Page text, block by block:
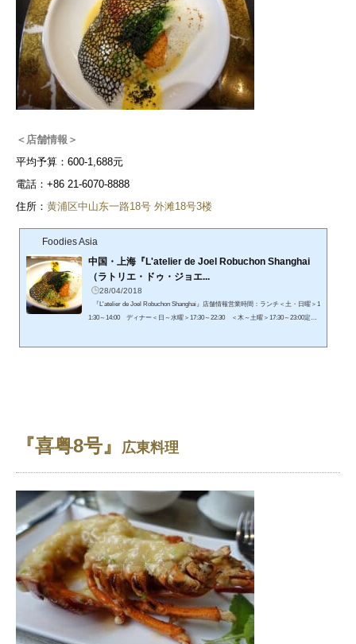
＜店舗情報＞
平均予算：600-1,688元
電話：+86 21-6070-8888
住所： 黄浦区中山东一路18号 外滩18号3楼
Foodies Asia
中国・上海『L'atelier de Joel Robuchon Shanghai
（ラトリエ・ドゥ・ジョエ...
28/04/2018
『L'atelier de Joel Robuchon Shanghai』店舗情報営業時間：ランチ＜土・日曜＞1
1:30～14:00 ディナー＜日～水曜＞17:30～22:30 ＜木～土曜＞17:30～23:00定休
『喜粤8号』 広東料理